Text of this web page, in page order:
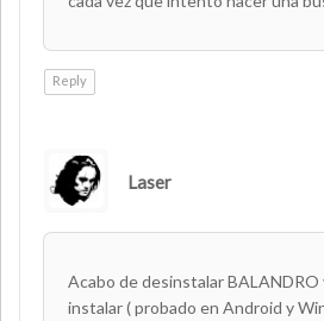
Reply
Laser
Acabo de desinstalar BALANDRO
instalar ( probado en Android y